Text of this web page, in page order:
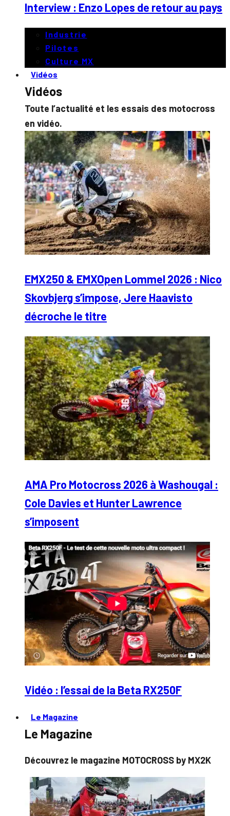
Interview : Enzo Lopes de retour au pays
Industrie
Pilotes
Culture MX
Vidéos
Vidéos
Toute l’actualité et les essais des motocross
en vidéo.
EMX250 & EMXOpen Lommel 2026 : Nico
Skovbjerg s’impose, Jere Haavisto
décroche le titre
AMA Pro Motocross 2026 à Washougal :
Cole Davies et Hunter Lawrence
s’imposent
Vidéo : l’essai de la Beta RX250F
Le Magazine
Le Magazine
Découvrez le magazine MOTOCROSS by MX2K